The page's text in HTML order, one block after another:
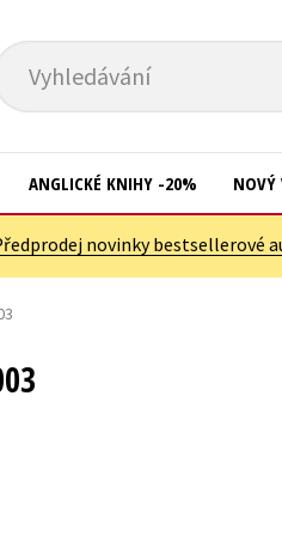
Vyhledávání
ANGLICKÉ KNIHY -20% NOVÝ
novinky bestsellerové